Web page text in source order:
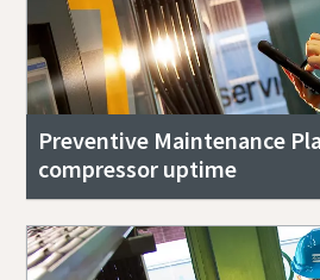
Preventive Maintenance
compressor uptime